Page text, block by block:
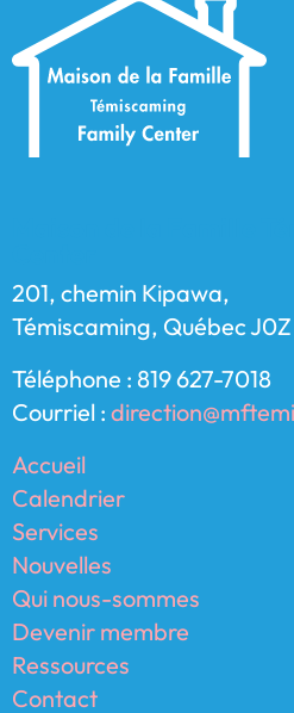
201, chemin Kipawa,
Témiscaming, Québec
Téléphone : 819 627-7018
Courriel :
Accueil
Calendrier
Services
Nouvelles
Qui nous-sommes
Devenir membre
Ressources
Contact